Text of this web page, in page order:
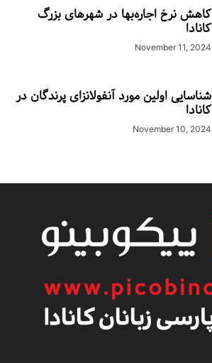
کاهش نرخ اجاره‌بها در شهرهای بزرگ
کانادا
November 11, 2024
شناسایی اولین مورد آنفولانزای پرندگان در
کانادا
November 10, 2024